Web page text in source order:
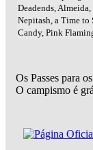
Deadends,
Nepitash, a Time to
Candy, Pink
Os Passes para
O campismo é